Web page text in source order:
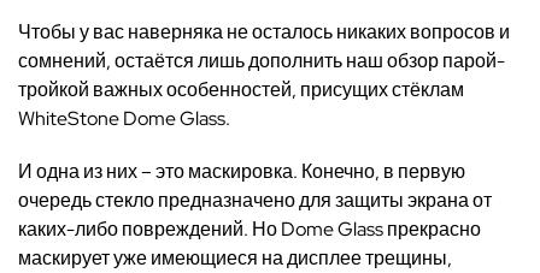
Чтобы у вас наверняка не осталось никаких вопросов и
сомнений, остаётся лишь дополнить наш обзор парой-
тройкой важных особенностей, присущих стёклам
WhiteStone Dome Glass.
И одна из них–это маскировка. Конечно, в первую
очередь стекло предназначено для защиты экрана от
каких-либо повреждений. НоDome Glassпрекрасно
маскирует уже имеющиеся на дисплее трещины,